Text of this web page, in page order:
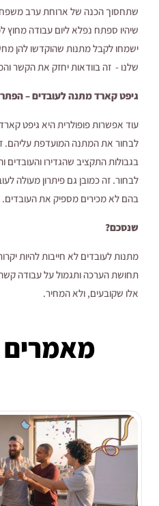
שתחסוך הכנה של ארוחת ערב
שיהיו ספתח נפלא ליום עבודה
ישמחו לקבל מתנות שהוקדשו להן
שלנו - זה בוודאות יחזק את הקשר
גיפט קארד מתנה לעובדים –
עוד אפשרות פופולרית היא גיפט
בגבולות התקציב שהגדירו
לבחור. זה כמובן גם פיתרון מעולה
בהם לא מכירים מספיק את העובדים.
שנסכם?
מתנות לעובדים לא חייבות להיות
תחושת הערכה ותגמול על עבודה
אלו שקובעים, ולא המחיר.
מאמרים